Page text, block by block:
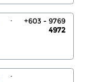
.
+603 - 9769
4972
.